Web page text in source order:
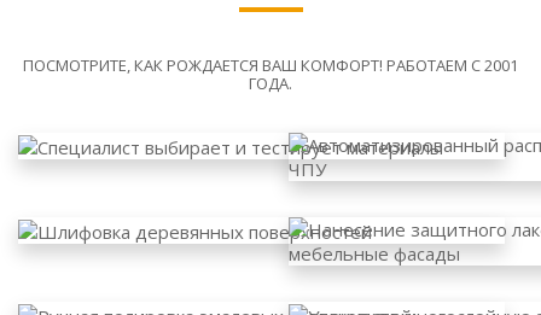
ПОСМОТРИТЕ, КАК РОЖДАЕТСЯ ВАШ КОМФОРТ! РАБОТАЕМ С 2001
ГОДА.